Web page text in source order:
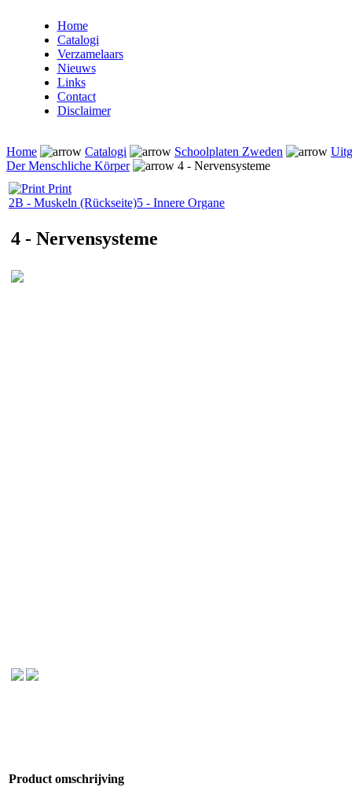
Home
Catalogi
Verzamelaars
Nieuws
Links
Contact
Disclaimer
Home Catalogi Schoolplaten Zweden
Der Menschliche Körper
4 - Nervensysteme
Print
2B - Muskeln (Rückseite)5 - Innere Organe
4 - Nervensysteme
Product omschrijving